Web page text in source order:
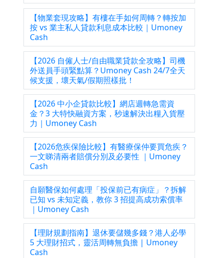
【物業套現攻略】有樓在手如何周轉？轉按加
按 vs 業主私人貸款利息成本比較｜Umoney
Cash
【2026 自僱人士/自由職業貸款全攻略】司機
外送員手頭緊點算？Umoney Cash 24/7全天
候支援，壞天氣/假期照樣批！
【2026 中小企貸款比較】網店週轉急需資
金？3 大特快融資方案，秒速解決出糧入貨壓
力｜Umoney Cash
【2026危疾保險比較】有醫療保仲要買危疾？
一文睇清兩者賠償分別及必要性 ｜Umoney
Cash
自願醫保如何處理「投保前已有病症」？拆解
已知 vs 未知定義，教你 3 招提高成功索償率
｜Umoney Cash
【理財規劃指南】退休要儲幾多錢？港人必學
5 大理財招式，靈活周轉無負擔 | Umoney
Cash